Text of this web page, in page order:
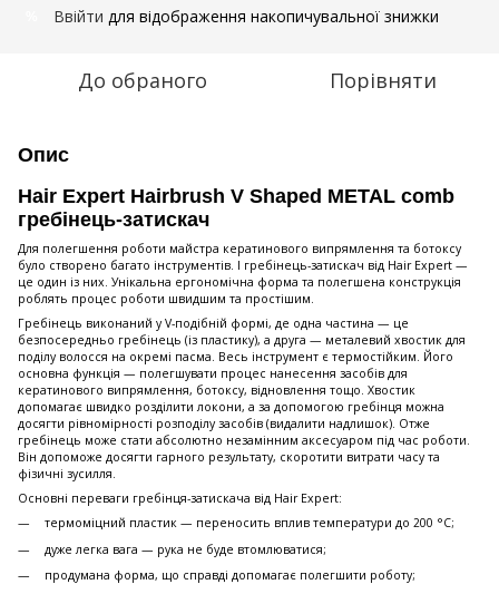
Ввійти для відображення накопичувальної знижки
До обраного Порівняти
Опис
Hair Expert Hairbrush V Shaped METAL comb
гребінець-затискач
Для полегшення роботи майстра кератинового випрямлення та ботоксу
було створено багато інструментів. І гребінець-затискач від Hair Expert —
це один із них. Унікальна ергономічна форма та полегшена конструкція
роблять процес роботи швидшим та простішим.
Гребінець виконаний у V-подібній формі, де одна частина — це
безпосередньо гребінець (із пластику), а друга — металевий хвостик для
поділу волосся на окремі пасма. Весь інструмент є термостійким. Його
основна функція — полегшувати процес нанесення засобів для
кератинового випрямлення, ботоксу, відновлення тощо. Хвостик
допомагає швидко розділити локони, а за допомогою гребінця можна
досягти рівномірності розподілу засобів (видалити надлишок). Отже
гребінець може стати абсолютно незамінним аксесуаром під час роботи.
Він допоможе досягти гарного результату, скоротити витрати часу та
фізичні зусилля.
Основні переваги гребінця-затискача від Hair Expert:
термоміцний пластик — переносить вплив температури до 200 °С;
дуже легка вага — рука не буде втомлюватися;
продумана форма, що справді допомагає полегшити роботу;